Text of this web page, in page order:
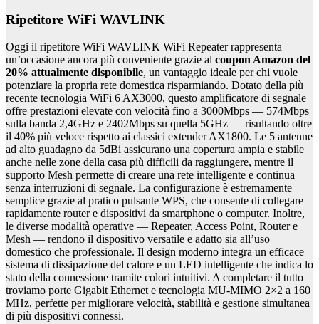
Ripetitore WiFi WAVLINK
Oggi il ripetitore WiFi WAVLINK WiFi Repeater rappresenta
un’occasione ancora più conveniente grazie al coupon Amazon del
20% attualmente disponibile, un vantaggio ideale per chi vuole
potenziare la propria rete domestica risparmiando. Dotato della più
recente tecnologia WiFi 6 AX3000, questo amplificatore di segnale
offre prestazioni elevate con velocità fino a 3000Mbps — 574Mbps
sulla banda 2,4GHz e 2402Mbps su quella 5GHz — risultando oltre
il 40% più veloce rispetto ai classici extender AX1800. Le 5 antenne
ad alto guadagno da 5dBi assicurano una copertura ampia e stabile
anche nelle zone della casa più difficili da raggiungere, mentre il
supporto Mesh permette di creare una rete intelligente e continua
senza interruzioni di segnale. La configurazione è estremamente
semplice grazie al pratico pulsante WPS, che consente di collegare
rapidamente router e dispositivi da smartphone o computer. Inoltre,
le diverse modalità operative — Repeater, Access Point, Router e
Mesh — rendono il dispositivo versatile e adatto sia all’uso
domestico che professionale. Il design moderno integra un efficace
sistema di dissipazione del calore e un LED intelligente che indica lo
stato della connessione tramite colori intuitivi. A completare il tutto
troviamo porte Gigabit Ethernet e tecnologia MU-MIMO 2×2 a 160
MHz, perfette per migliorare velocità, stabilità e gestione simultanea
di più dispositivi connessi.